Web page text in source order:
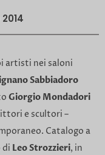
artisti nei saloni
Sabbiadoro
Giorgio Mondadori
e scultori –
Catalogo a
di Leo Strozzieri, in